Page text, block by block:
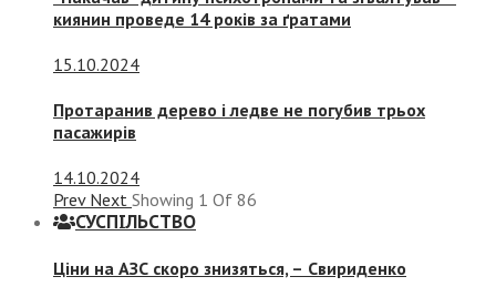
киянин проведе 14 років за ґратами
15.10.2024
Протаранив дерево і ледве не погубив трьох
пасажирів
14.10.2024
Prev Next Showing 1 Of 86
СУСПIЛЬСТВО
Ціни на АЗС скоро знизяться, – Свириденко